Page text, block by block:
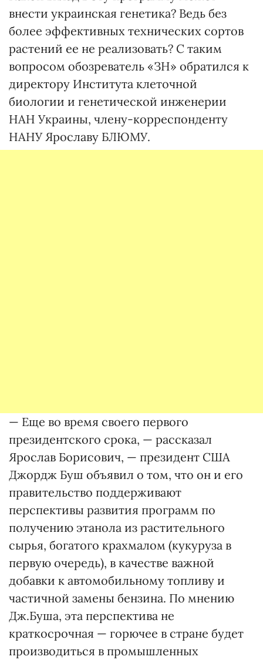
внести украинская генетика? Ведь без
более эффективных технических сортов
растений ее не реализовать? С таким
вопросом обозреватель «ЗН» обратился к
директору Института клеточной
биологии и генетической инженерии
НАН Украины, члену-корреспонденту
НАНУ Ярославу БЛЮМУ.
— Еще во время своего первого
президентского срока, — рассказал
Ярослав Борисович, — президент США
Джордж Буш объявил о том, что он и его
правительство поддерживают
перспективы развития программ по
получению этанола из растительного
сырья, богатого крахмалом (кукуруза в
первую очередь), в качестве важной
добавки к автомобильному топливу и
частичной замены бензина. По мнению
Дж.Буша, эта перспектива не
краткосрочная — горючее в стране будет
производиться в промышленных